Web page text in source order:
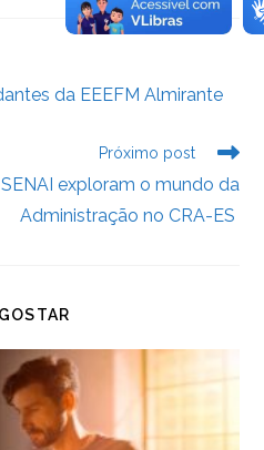
g n
da EEEFM Almirante
Próximo post
exploram o mundo da
Administração no CRA-ES